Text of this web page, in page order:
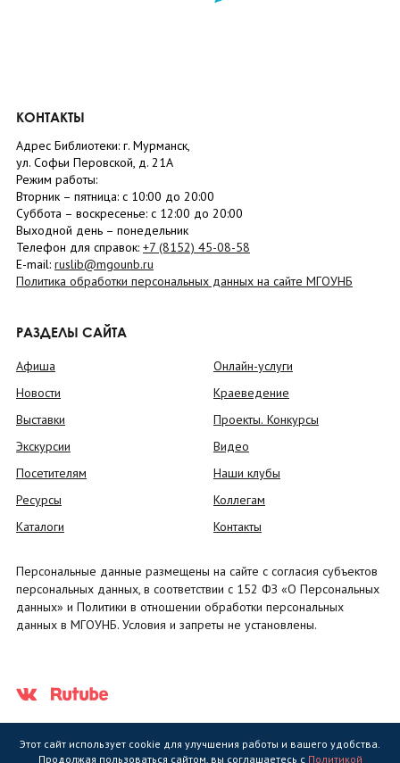
КОНТАКТЫ
Адрес Библиотеки: г. Мурманск,
ул. Софьи Перовской, д. 21А
Режим работы:
Вторник – пятница: с 10:00 до 20:00
Суббота – воскресенье: c 12:00 до 20:00
Выходной день – понедельник
Телефон для справок: +7 (8152) 45-08-58
E-mail: ruslib@mgounb.ru
Политика обработки персональных данных на сайте МГОУНБ
РАЗДЕЛЫ САЙТА
Афиша
Новости
Выставки
Экскурсии
Посетителям
Ресурсы
Каталоги
Онлайн-услуги
Краеведение
Проекты. Конкурсы
Видео
Наши клубы
Коллегам
Контакты
Персональные данные размещены на сайте с согласия субъектов
персональных данных, в соответствии с 152 ФЗ «О Персональных
данных» и Политики в отношении обработки персональных
данных в МГОУНБ. Условия и запреты не установлены.
Этот сайт использует cookie для улучшения работы и вашего удобства.
Продолжая пользоваться сайтом, вы соглашаетесь с Политикой